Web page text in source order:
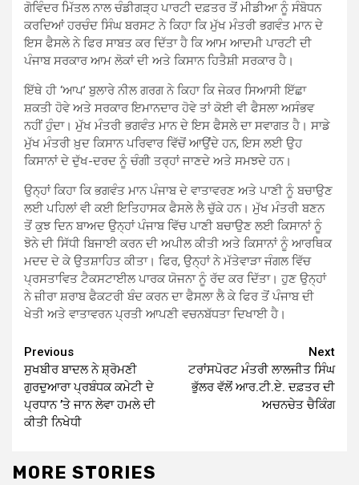
ਗੋਵਿੰਦਰ ਮਿੱਤਲ ਨਾਲ ਚੰਡੀਗੜ੍ਹ ਪਾਰਟੀ ਦਫ਼ਤਰ ਤੋਂ ਮੀਡੀਆ ਨੂੰ ਸੰਬੋਧਨ
ਕਰਦਿਆਂ ਹਰਚੰਦ ਸਿੰਘ ਬਰਸਟ ਨੇ ਕਿਹਾ ਕਿ ਮੁੱਖ ਮੰਤਰੀ ਭਗਵੰਤ ਮਾਨ ਦੇ
ਇਸ ਫੈਸਲੇ ਨੇ ਫਿਰ ਸਾਬਤ ਕਰ ਦਿੱਤਾ ਹੈ ਕਿ ਆਮ ਆਦਮੀ ਪਾਰਟੀ ਦੀ
ਪੰਜਾਬ ਸਰਕਾਰ ਆਮ ਲੋਕਾਂ ਦੀ ਅਤੇ ਕਿਸਾਨ ਹਿਤੈਸ਼ੀ ਸਰਕਾਰ ਹੈ।
ਇੱਥੇ ਹੀ ‘ਆਪ’ ਬੁਲਾਰੇ ਨੀਲ ਗਰਗ ਨੇ ਕਿਹਾ ਕਿ ਜੇਕਰ ਸਿਆਸੀ ਇੱਛਾ
ਸ਼ਕਤੀ ਹੋਵੇ ਅਤੇ ਸਰਕਾਰ ਇਮਾਨਦਾਰ ਹੋਵੇ ਤਾਂ ਕੋਈ ਵੀ ਫੈਸਲਾ ਅਸੰਭਵ
ਨਹੀਂ ਹੁੰਦਾ। ਮੁੱਖ ਮੰਤਰੀ ਭਗਵੰਤ ਮਾਨ ਦੇ ਇਸ ਫੈਸਲੇ ਦਾ ਸਵਾਗਤ ਹੈ। ਸਾਡੇ
ਮੁੱਖ ਮੰਤਰੀ ਖ਼ੁਦ ਕਿਸਾਨ ਪਰਿਵਾਰ ਵਿੱਚੋਂ ਆਉਂਦੇ ਹਨ, ਇਸ ਲਈ ਉਹ
ਕਿਸਾਨਾਂ ਦੇ ਦੁੱਖ-ਦਰਦ ਨੂੰ ਚੰਗੀ ਤਰ੍ਹਾਂ ਜਾਣਦੇ ਅਤੇ ਸਮਝਦੇ ਹਨ।
ਉਨ੍ਹਾਂ ਕਿਹਾ ਕਿ ਭਗਵੰਤ ਮਾਨ ਪੰਜਾਬ ਦੇ ਵਾਤਾਵਰਣ ਅਤੇ ਪਾਣੀ ਨੂੰ ਬਚਾਉਣ
ਲਈ ਪਹਿਲਾਂ ਵੀ ਕਈ ਇਤਿਹਾਸਕ ਫੈਸਲੇ ਲੈ ਚੁੱਕੇ ਹਨ। ਮੁੱਖ ਮੰਤਰੀ ਬਣਨ
ਤੋਂ ਕੁਝ ਦਿਨ ਬਾਅਦ ਉਨ੍ਹਾਂ ਪੰਜਾਬ ਵਿੱਚ ਪਾਣੀ ਬਚਾਉਣ ਲਈ ਕਿਸਾਨਾਂ ਨੂੰ
ਝੋਨੇ ਦੀ ਸਿੱਧੀ ਬਿਜਾਈ ਕਰਨ ਦੀ ਅਪੀਲ ਕੀਤੀ ਅਤੇ ਕਿਸਾਨਾਂ ਨੂੰ ਆਰਥਿਕ
ਮਦਦ ਦੇ ਕੇ ਉਤਸ਼ਾਹਿਤ ਕੀਤਾ। ਫਿਰ, ਉਨ੍ਹਾਂ ਨੇ ਮੱਤੇਵਾੜਾ ਜੰਗਲ ਵਿੱਚ
ਪ੍ਰਸਤਾਵਿਤ ਟੈਕਸਟਾਈਲ ਪਾਰਕ ਯੋਜਨਾ ਨੂੰ ਰੱਦ ਕਰ ਦਿੱਤਾ। ਹੁਣ ਉਨ੍ਹਾਂ
ਨੇ ਜ਼ੀਰਾ ਸ਼ਰਾਬ ਫੈਕਟਰੀ ਬੰਦ ਕਰਨ ਦਾ ਫੈਸਲਾ ਲੈ ਕੇ ਫਿਰ ਤੋਂ ਪੰਜਾਬ ਦੀ
ਖੇਤੀ ਅਤੇ ਵਾਤਾਵਰਨ ਪ੍ਰਤੀ ਆਪਣੀ ਵਚਨਬੱਧਤਾ ਦਿਖਾਈ ਹੈ।
Continue
Reading
Previous
ਸੁਖਬੀਰ ਬਾਦਲ ਨੇ ਸ਼੍ਰੋਮਣੀ
ਗੁਰਦੁਆਰਾ ਪ੍ਰਬੰਧਕ ਕਮੇਟੀ ਦੇ
ਪ੍ਰਧਾਨ ’ਤੇ ਜਾਨ ਲੇਵਾ ਹਮਲੇ ਦੀ
ਕੀਤੀ ਨਿਖੇਧੀ
Next
ਟਰਾਂਸਪੋਰਟ ਮੰਤਰੀ ਲਾਲਜੀਤ ਸਿੰਘ
ਭੁੱਲਰ ਵੱਲੋਂ ਆਰ.ਟੀ.ਏ. ਦਫ਼ਤਰ ਦੀ
ਅਚਨਚੇਤ ਚੈਕਿੰਗ
MORE STORIES